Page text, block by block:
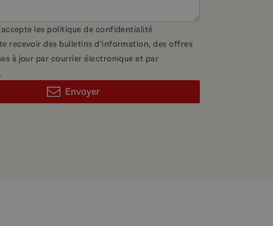
les politique de confidentialité
recevoir des bulletins d'information, des offres
à jour par courrier électronique et par
Envoyer